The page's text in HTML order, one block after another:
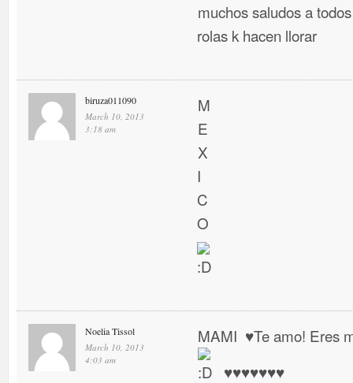
muchos saludos a
rolas k hacen llorar
biruza011090
March 10, 2013
3:18 am
M
E
X
I
C
O
Noelia Tissol
March 10, 2013
4:03 am
MAMI ♥ Te amo! Eres
♥ ♥ ♥ ♥ ♥ ♥ ♥